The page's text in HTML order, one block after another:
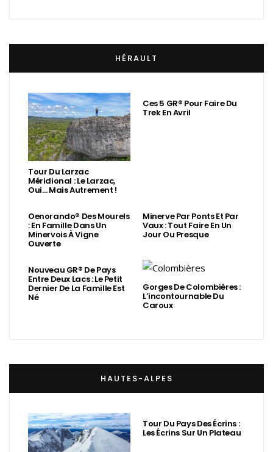
HÉRAULT
Tour Du Larzac
Méridional : Le Larzac,
Oui… Mais Autrement !
Ces 5 GR® Pour Faire Du
Trek En Avril
Oenorando® Des Mourels
: En Famille Dans Un
Minervois À Vigne
Ouverte
Minerve Par Ponts Et Par
Vaux : Tout Faire En Un
Jour Ou Presque
Nouveau GR® De Pays
Entre Deux Lacs : Le Petit
Dernier De La Famille Est
Né
Gorges De Colombières :
L’incontournable Du
Caroux
HAUTES-ALPES
Tour Du Pays Des Écrins :
Les Écrins Sur Un Plateau